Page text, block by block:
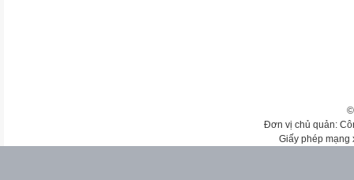
Đơn vị chủ quản:
Giấy phép mạng